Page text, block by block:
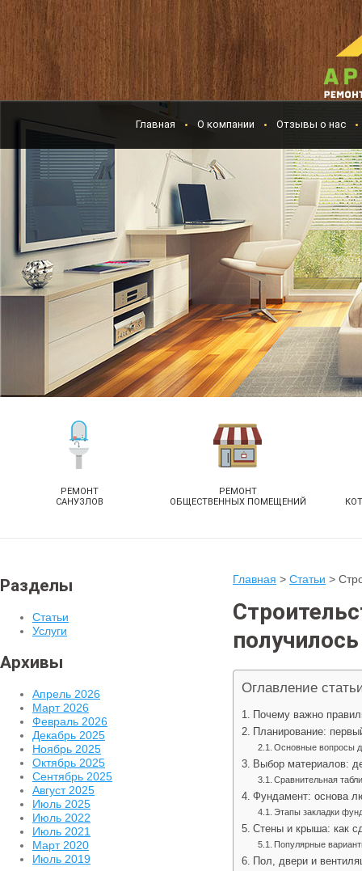
Главная О компании Отзывы о нас
РЕМОНТ
САНУЗЛОВ
РЕМОНТ
ОБЩЕСТВЕННЫХ ПОМЕЩЕНИЙ
Разделы
Статьи
Услуги
Архивы
Апрель 2026
Март 2026
Февраль 2026
Декабрь 2025
Ноябрь 2025
Октябрь 2025
Сентябрь 2025
Август 2025
Июль 2025
Июль 2022
Июль 2021
Март 2020
Июль 2019
Главная > Статьи >
Оглавление
Почему важно
Планирование:
Основные вопросы
Выбор материалов:
Сравнительная
Фундамент: основа
Этапы закладки
Стены и крыша: как
Популярные
Пол, двери и